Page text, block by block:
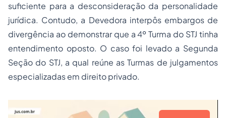
suficiente para a desconsideração da personalidade
jurídica. Contudo, a Devedora interpôs embargos de
divergência ao demonstrar que a 4º Turma do STJ tinha
entendimento oposto. O caso foi levado a Segunda
Seção do STJ, a qual reúne as Turmas de julgamentos
especializadas em direito privado.